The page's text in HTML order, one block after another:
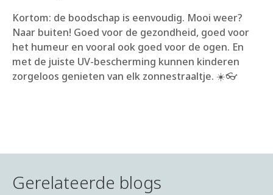
Kortom: de boodschap is eenvoudig. Mooi weer?
Naar buiten! Goed voor de gezondheid, goed voor
het humeur en vooral ook goed voor de ogen. En
met de juiste UV-bescherming kunnen kinderen
zorgeloos genieten van elk zonnestraaltje. ☀️👓
Gerelateerde blogs